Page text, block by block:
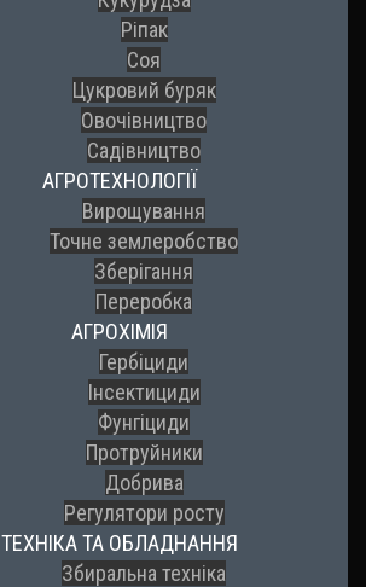
Ріпак
Соя
Цукровий буряк
Овочівництво
Садівництво
АГРОТЕХНОЛОГІЇ
Вирощування
Точне землеробство
Зберігання
Переробка
АГРОХІМІЯ
Гербіциди
Інсектициди
Фунгіциди
Протруйники
Добрива
Регулятори росту
ТЕХНІКА ТА ОБЛАДНАННЯ
Збиральна техніка